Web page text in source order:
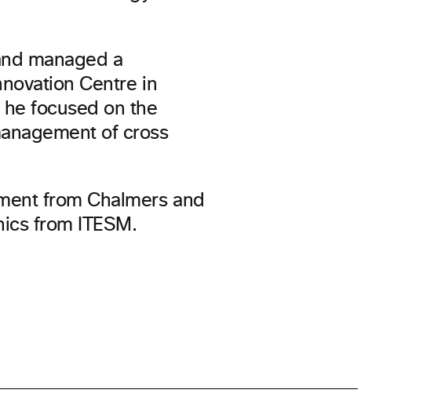
managed a
Centre in
he focused on the
of cross
from Chalmers and
from ITESM.